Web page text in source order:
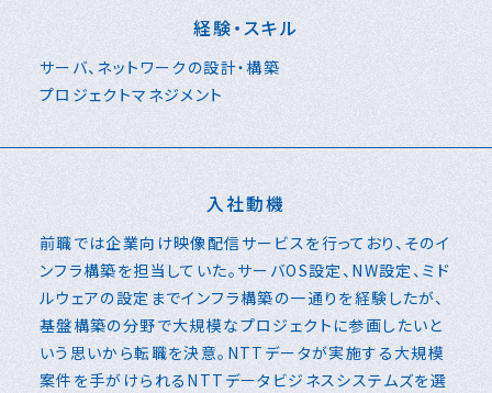
経験・スキル
サーバ、ネットワークの設計・構築
プロジェクトマネジメント
入社動機
前職では企業向け映像配信サービスを行っており、そのイ
ンフラ構築を担当していた。サーバOS設定、NW設定、ミド
ルウェアの設定までインフラ構築の一通りを経験したが、
基盤構築の分野で大規模なプロジェクトに参画したいと
いう思いから転職を決意。NTTデータが実施する大規模
案件を手がけられるNTTデータビジネスシステムズを選